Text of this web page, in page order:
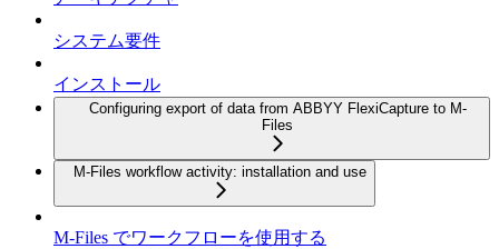
システム要件
インストール
Configuring export of data from ABBYY FlexiCapture to M-
Files
M-Files workflow activity: installation and use
M-Files でワークフローを使用する